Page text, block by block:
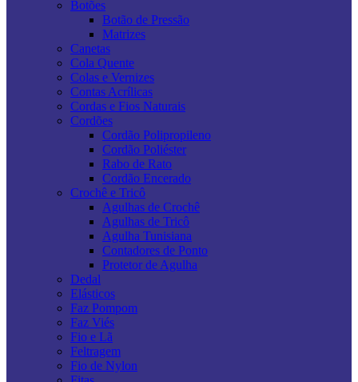
Botões
Botão de Pressão
Matrizes
Canetas
Cola Quente
Colas e Vernizes
Contas Acrílicas
Cordas e Fios Naturais
Cordões
Cordão Polipropileno
Cordão Poliéster
Rabo de Rato
Cordão Encerado
Crochê e Tricô
Agulhas de Crochê
Agulhas de Tricô
Agulha Tunisiana
Contadores de Ponto
Protetor de Agulha
Dedal
Elásticos
Faz Pompom
Faz Viés
Fio e Lã
Feltragem
Fio de Nylon